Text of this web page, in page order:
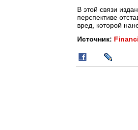
В этой связи
перспективе
вред, которой
Источник: